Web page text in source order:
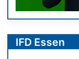
IFD Essen